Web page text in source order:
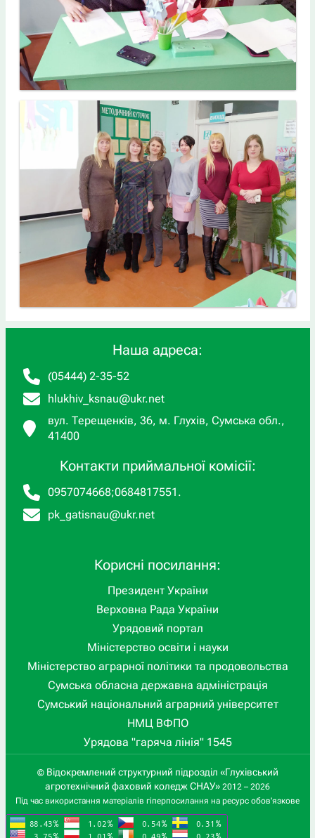
Наша адреса:
(05444) 2-35-52
hlukhiv_ksnau@ukr.net
вул. Терещенків, 36, м. Глухів, Сумська обл.,
41400
Контакти приймальної комісії:
0957074668;0684817551 .
pk_gatisnau@ukr.net
Корисні посилання:
Президент України
Верховна Рада України
Урядовий портал
Міністерство освіти і науки
Міністерство аграрної політики та продовольства
Сумська обласна державна адміністрація
Сумський національний аграрний університет
НМЦ ВФПО
Урядова "гаряча лінія" 1545
© Відокремлений структурний підрозділ «Глухівський
агротехнічний фаховий коледж СНАУ» 2012 – 2026
Під час використання матеріалів гіперпосилання на ресурс обов'язкове